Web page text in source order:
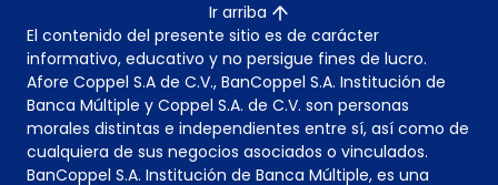
Ir arriba
El contenido del presente sitio es de carácter
informativo, educativo y no persigue fines de lucro.
Afore Coppel S.A de C.V., BanCoppel S.A. Institución de
Banca Múltiple y Coppel S.A. de C.V. son personas
morales distintas e independientes entre sí, así como de
cualquiera de sus negocios asociados o vinculados.
BanCoppel S.A. Institución de Banca Múltiple, es una